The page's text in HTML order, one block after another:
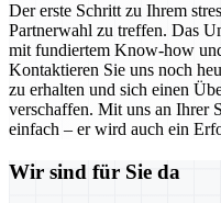
Der erste Schritt zu Ihrem
Partnerwahl zu treffen. Das
mit fundiertem Know-how
Kontaktieren Sie uns noch
zu erhalten und sich einen
verschaffen. Mit uns an Ihrer
einfach – er wird auch ein
Wir sind für Sie da